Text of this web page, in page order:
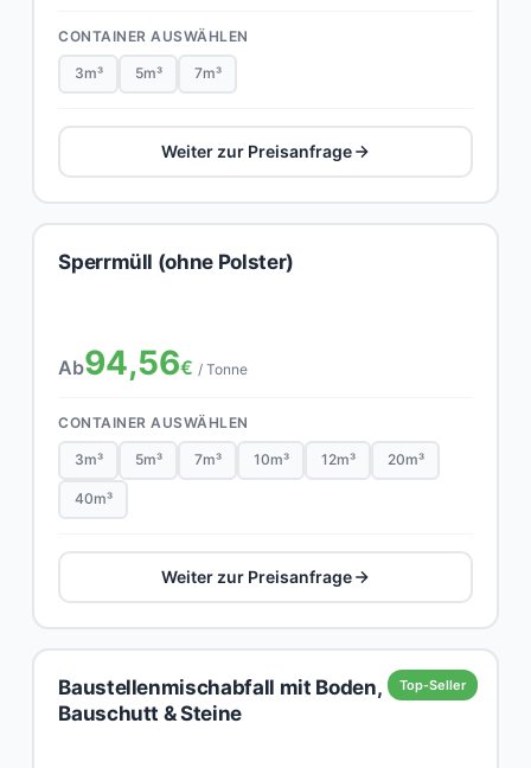
CONTAINER AUSWÄHLEN
3m³ 5m³ 7m³
Weiter zur Preisanfrage
Sperrmüll (ohne Polster)
Ab94,56€ / Tonne
CONTAINER AUSWÄHLEN
3m³ 5m³ 7m³ 10m³ 12m³ 20m³
40m³
Weiter zur Preisanfrage
Top-Seller
Baustellenmischabfall mit Boden,
Bauschutt & Steine